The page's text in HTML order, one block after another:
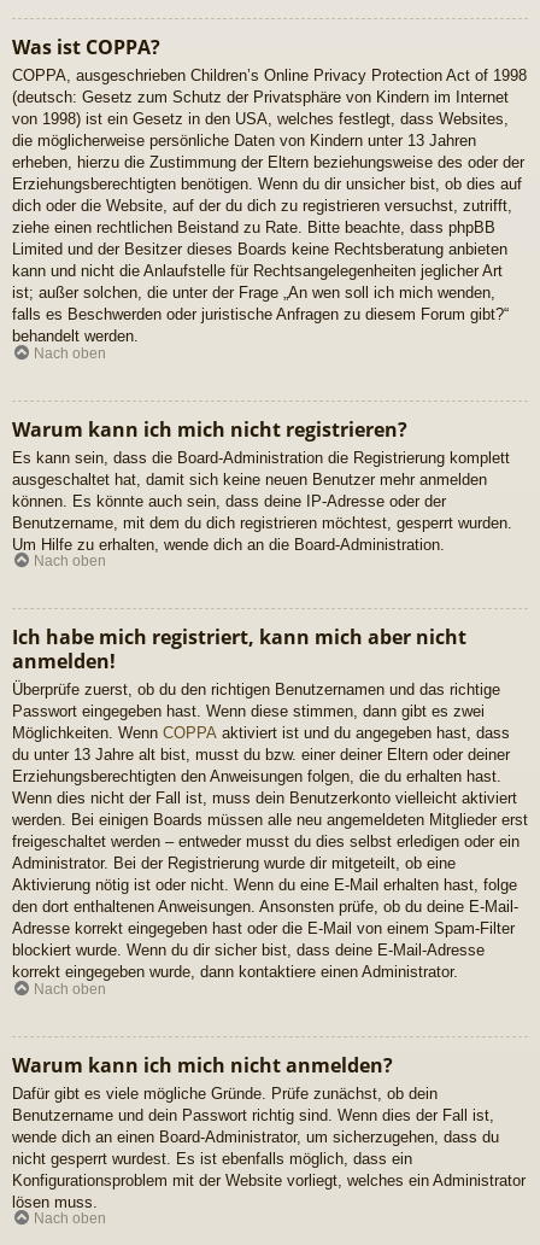
Was ist COPPA?
COPPA, ausgeschrieben Children’s Online Privacy Protection Act of 1998
(deutsch: Gesetz zum Schutz der Privatsphäre von Kindern im Internet
von 1998) ist ein Gesetz in den USA, welches festlegt, dass Websites,
die möglicherweise persönliche Daten von Kindern unter 13 Jahren
erheben, hierzu die Zustimmung der Eltern beziehungsweise des oder der
Erziehungsberechtigten benötigen. Wenn du dir unsicher bist, ob dies auf
dich oder die Website, auf der du dich zu registrieren versuchst, zutrifft,
ziehe einen rechtlichen Beistand zu Rate. Bitte beachte, dass phpBB
Limited und der Besitzer dieses Boards keine Rechtsberatung anbieten
kann und nicht die Anlaufstelle für Rechtsangelegenheiten jeglicher Art
ist; außer solchen, die unter der Frage „An wen soll ich mich wenden,
falls es Beschwerden oder juristische Anfragen zu diesem Forum gibt?“
behandelt werden.
Nach oben
Warum kann ich mich nicht registrieren?
Es kann sein, dass die Board-Administration die Registrierung komplett
ausgeschaltet hat, damit sich keine neuen Benutzer mehr anmelden
können. Es könnte auch sein, dass deine IP-Adresse oder der
Benutzername, mit dem du dich registrieren möchtest, gesperrt wurden.
Um Hilfe zu erhalten, wende dich an die Board-Administration.
Nach oben
Ich habe mich registriert, kann mich aber nicht
anmelden!
Überprüfe zuerst, ob du den richtigen Benutzernamen und das richtige
Passwort eingegeben hast. Wenn diese stimmen, dann gibt es zwei
Möglichkeiten. Wenn COPPA aktiviert ist und du angegeben hast, dass
du unter 13 Jahre alt bist, musst du bzw. einer deiner Eltern oder deiner
Erziehungsberechtigten den Anweisungen folgen, die du erhalten hast.
Wenn dies nicht der Fall ist, muss dein Benutzerkonto vielleicht aktiviert
werden. Bei einigen Boards müssen alle neu angemeldeten Mitglieder erst
freigeschaltet werden – entweder musst du dies selbst erledigen oder ein
Administrator. Bei der Registrierung wurde dir mitgeteilt, ob eine
Aktivierung nötig ist oder nicht. Wenn du eine E-Mail erhalten hast, folge
den dort enthaltenen Anweisungen. Ansonsten prüfe, ob du deine E-Mail-
Adresse korrekt eingegeben hast oder die E-Mail von einem Spam-Filter
blockiert wurde. Wenn du dir sicher bist, dass deine E-Mail-Adresse
korrekt eingegeben wurde, dann kontaktiere einen Administrator.
Nach oben
Warum kann ich mich nicht anmelden?
Dafür gibt es viele mögliche Gründe. Prüfe zunächst, ob dein
Benutzername und dein Passwort richtig sind. Wenn dies der Fall ist,
wende dich an einen Board-Administrator, um sicherzugehen, dass du
nicht gesperrt wurdest. Es ist ebenfalls möglich, dass ein
Konfigurationsproblem mit der Website vorliegt, welches ein Administrator
lösen muss.
Nach oben